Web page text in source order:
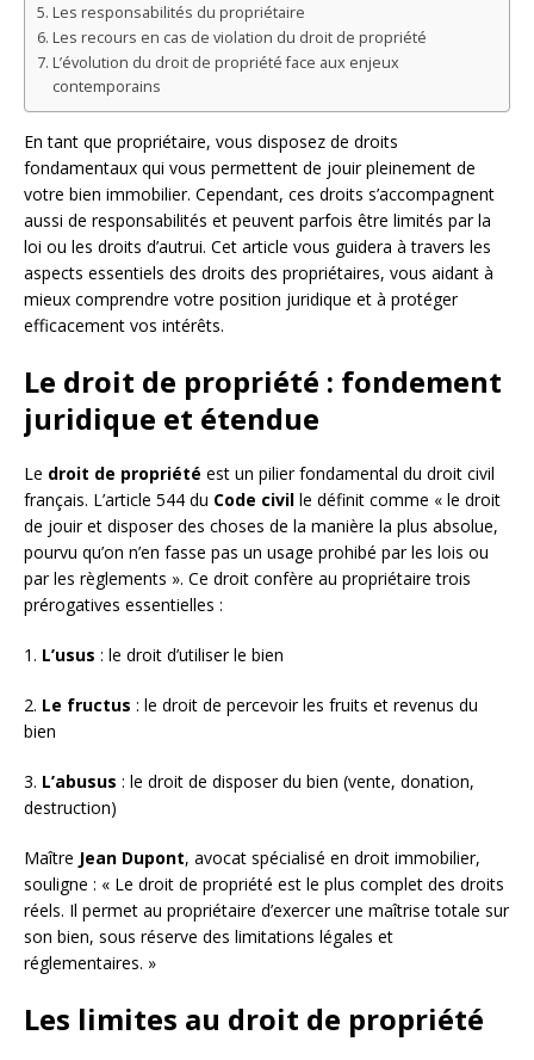
Les responsabilités du propriétaire
Les recours en cas de violation du droit de propriété
L’évolution du droit de propriété face aux enjeux
contemporains
En tant que propriétaire, vous disposez de droits
fondamentaux qui vous permettent de jouir pleinement de
votre bien immobilier. Cependant, ces droits s’accompagnent
aussi de responsabilités et peuvent parfois être limités par la
loi ou les droits d’autrui. Cet article vous guidera à travers les
aspects essentiels des droits des propriétaires, vous aidant à
mieux comprendre votre position juridique et à protéger
efficacement vos intérêts.
Le droit de propriété : fondement
juridique et étendue
Le droit de propriété est un pilier fondamental du droit civil
français. L’article 544 du Code civil le définit comme « le droit
de jouir et disposer des choses de la manière la plus absolue,
pourvu qu’on n’en fasse pas un usage prohibé par les lois ou
par les règlements ». Ce droit confère au propriétaire trois
prérogatives essentielles :
1. L’usus : le droit d’utiliser le bien
2. Le fructus : le droit de percevoir les fruits et revenus du
bien
3. L’abusus : le droit de disposer du bien (vente, donation,
destruction)
Maître Jean Dupont, avocat spécialisé en droit immobilier,
souligne : « Le droit de propriété est le plus complet des droits
réels. Il permet au propriétaire d’exercer une maîtrise totale sur
son bien, sous réserve des limitations légales et
réglementaires. »
Les limites au droit de propriété